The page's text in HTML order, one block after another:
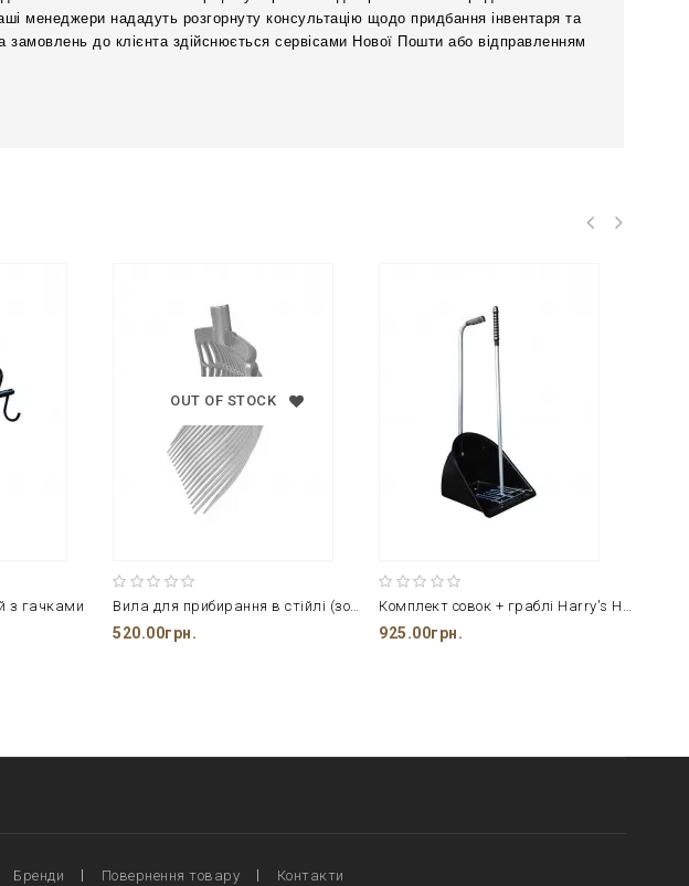
менеджери нададуть розгорнуту консультацію щодо придбання інвентаря та
до клієнта здійснюється сервісами Нової Пошти або відправленням
з гачками
OUT OF STOCK
Вила для прибирання в стійлі (золото)
520.00грн.
Комплект совок + граблі Harry's Horse
925.00грн.
Бренди Повернення товару Контакти